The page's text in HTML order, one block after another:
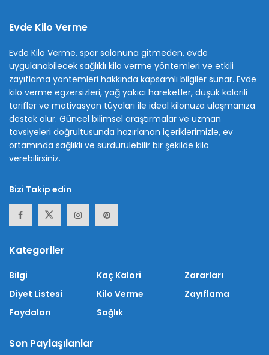
Evde Kilo Verme
Evde Kilo Verme, spor salonuna gitmeden, evde
uygulanabilecek sağlıklı kilo verme yöntemleri ve etkili
zayıflama yöntemleri hakkında kapsamlı bilgiler sunar. Evde
kilo verme egzersizleri, yağ yakıcı hareketler, düşük kalorili
tarifler ve motivasyon tüyoları ile ideal kilonuza ulaşmanıza
destek olur. Güncel bilimsel araştırmalar ve uzman
tavsiyeleri doğrultusunda hazırlanan içeriklerimizle, ev
ortamında sağlıklı ve sürdürülebilir bir şekilde kilo
verebilirsiniz.
Bizi Takip edin
Kategoriler
Bilgi
Diyet Listesi
Faydaları
Kaç Kalori
Kilo Verme
Sağlık
Zararları
Zayıflama
Son Paylaşılanlar